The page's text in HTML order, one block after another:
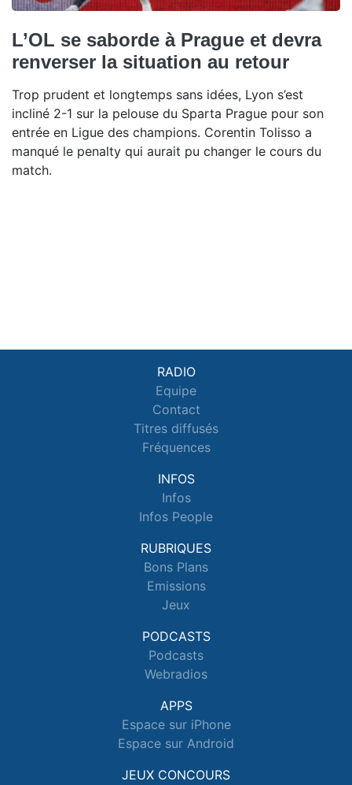
L’OL se saborde à Prague et devra
renverser la situation au retour
Trop prudent et longtemps sans idées, Lyon s’est
incliné 2-1 sur la pelouse du Sparta Prague pour son
entrée en Ligue des champions. Corentin Tolisso a
manqué le penalty qui aurait pu changer le cours du
match.
RADIO
Equipe
Contact
Titres diffusés
Fréquences
INFOS
Infos
Infos People
RUBRIQUES
Bons Plans
Emissions
Jeux
PODCASTS
Podcasts
Webradios
APPS
Espace sur iPhone
Espace sur Android
JEUX CONCOURS